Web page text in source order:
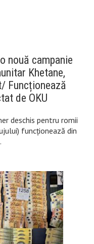
nouă campanie
Khetane,
Funcționează
de OKU
deschis pentru romii
funcționează din